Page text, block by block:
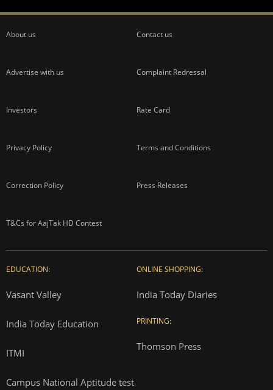
About us Contact us
Advertise with us Complaint Redressal
Investors Rate Card
Privacy Policy Terms and Conditions
Correction Policy Press Releases
T&Cs for AajTak HD Contest
EDUCATION:
Vasant Valley
India Today Education
ITMI
Campus National Aptitude test
ONLINE SHOPPING:
India Today Diaries
PRINTING:
Thomson Press